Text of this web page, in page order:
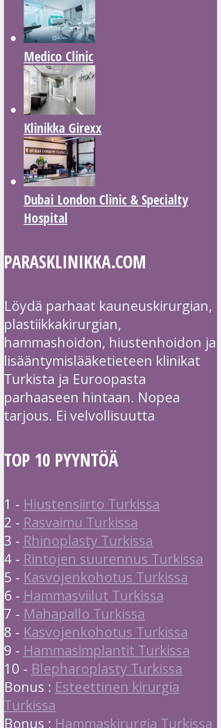
Medico Clinic
Klinikka Girexx
Dubai London Clinic & Specialty
Hospital
PARASKLINIKKA.COM
Löydä parhaat kauneuskirurgian,
plastiikkakirurgian,
hammashoidon, hiustenhoidon ja
lisääntymislääketieteen klinikat
Turkista ja Euroopasta
parhaaseen hintaan. Nopea
tarjous. Ei velvollisuutta
TOP 10 PYYNTÖÄ
1 - Hiustensiirto Turkissa
2 - Rasvaimu Turkissa
3 - Rhinoplasty Turkissa
4 - Rintojen suurennus Turkissa
5 - Kasvojenkohotus Turkissa
6 - Hammasviilut Turkissa
7 - Mahapallo Turkissa
8 - Kasvojenkohotus Turkissa
9 - Hammasimplantit Turkissa
10 - Blepharoplasty Turkissa
Bonus : Esteettinen kirurgia
Turkissa
Bonus : Hammaskirurgia Turkissa